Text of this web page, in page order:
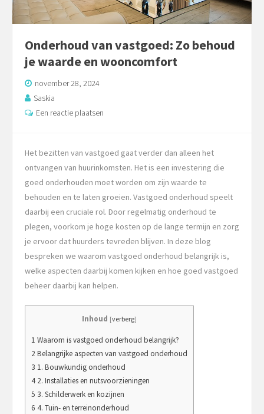
Onderhoud van vastgoed: Zo behoud
je waarde en wooncomfort
november 28, 2024
Saskia
Een reactie plaatsen
Het bezitten van vastgoed gaat verder dan alleen het
ontvangen van huurinkomsten. Het is een investering die
goed onderhouden moet worden om zijn waarde te
behouden en te laten groeien. Vastgoed onderhoud speelt
daarbij een cruciale rol. Door regelmatig onderhoud te
plegen, voorkom je hoge kosten op de lange termijn en zorg
je ervoor dat huurders tevreden blijven. In deze blog
bespreken we waarom vastgoed onderhoud belangrijk is,
welke aspecten daarbij komen kijken en hoe goed vastgoed
beheer daarbij kan helpen.
Inhoud [verberg]
1 Waarom is vastgoed onderhoud belangrijk?
2 Belangrijke aspecten van vastgoed onderhoud
3 1. Bouwkundig onderhoud
4 2. Installaties en nutsvoorzieningen
5 3. Schilderwerk en kozijnen
6 4. Tuin- en terreinonderhoud